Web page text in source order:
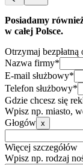
Posiadamy
w całej Polsce.
Otrzymaj
Nazwa firmy*
E-mail służbowy*
Telefon służbowy*
Gdzie chcesz się
Wpisz np. miasto,
Głogów x
Więcej szczegółów
Wpisz np. rodzaj